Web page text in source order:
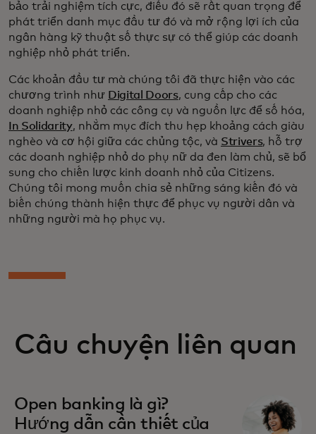
bảo trải nghiệm tích cực, điều đó sẽ rất quan trọng để
phát triển danh mục đầu tư đó và mở rộng lợi ích của
ngân hàng kỹ thuật số thực sự có thể giúp các doanh
nghiệp nhỏ phát triển.
Các khoản đầu tư mà chúng tôi đã thực hiện vào các
chương trình như Digital Doors, cung cấp cho các
doanh nghiệp nhỏ các công cụ và nguồn lực để số hóa,
In Solidarity, nhằm mục đích thu hẹp khoảng cách giàu
nghèo và cơ hội giữa các chủng tộc, và Strivers, hỗ trợ
các doanh nghiệp nhỏ do phụ nữ da đen làm chủ, sẽ bổ
sung cho chiến lược kinh doanh nhỏ của Citizens.
Chúng tôi mong muốn chia sẻ những sáng kiến đó và
biến chúng thành hiện thực để phục vụ người dân và
những người mà họ phục vụ.
Câu chuyện liên quan
Open banking là gì?
Hướng dẫn cần thiết của